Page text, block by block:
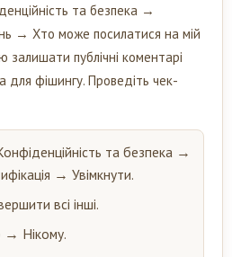
та безпека →
→ Хто може посилатися на мій
публічні коментарі
для фішингу. Проведіть чек-
та безпека →
→ Увімкнути.
всі інші.
→ Нікому.